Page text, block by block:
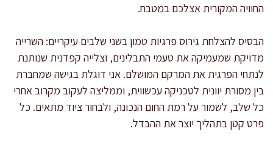
החוויה המקורית אצלכם במטבח.
הבסיס להצלחת גירוס פרגיות טמון בשני שלבים עיקריים: השרייה
מדויקת שמעמיקה את טעמי התבלינים, וצלייה קפדנית שנותנת
לנתחי הפרגית את המרקם המושלם. אני דוגלת בגישה שמחברת
בין מסורת יוונית לטכניקה עכשווית, וממליצה לעקוב מקרוב אחרי
כל שלב, לשמור על רמת החום הנכונה, ולבחור ציוד מתאים. כל
פרט קטן בתהליך יוצר את ההבדל.